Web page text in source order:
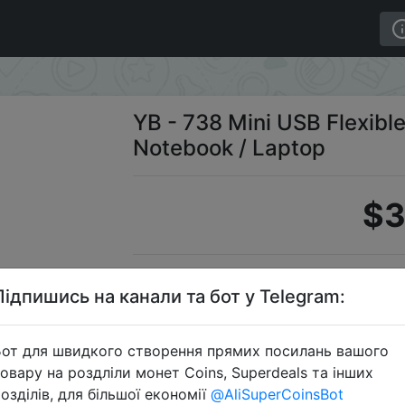
YB - 738 Mini USB
Notebook / Laptop
Перейти
на канали та бот у Telegram:
для швидкого створення прямих посилань вашого
на роздліли монет Coins, Superdeals та інших
для більшої економії @AliSuperCoinsBot